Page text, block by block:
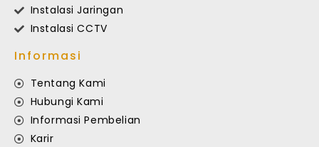
Instalasi Jaringan
Instalasi CCTV
Informasi
Tentang Kami
Hubungi Kami
Informasi Pembelian
Karir